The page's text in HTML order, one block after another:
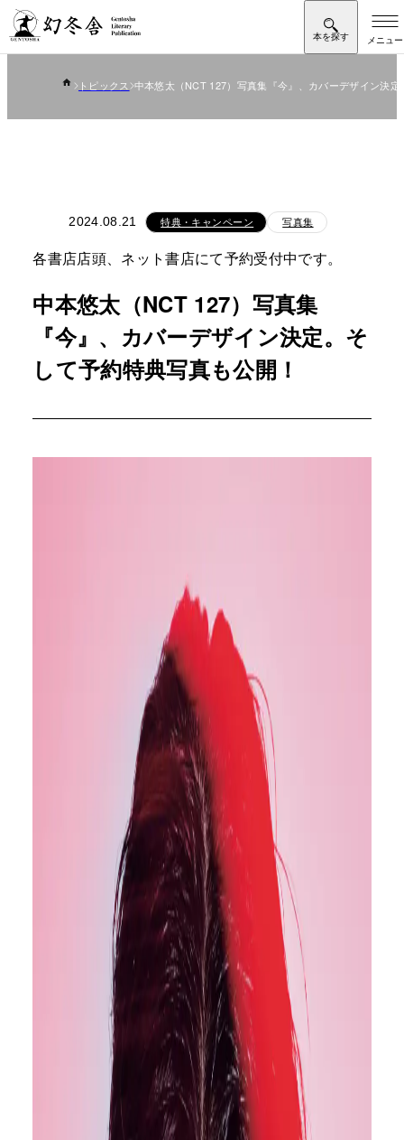
トピックス 中本悠太（NCT 127）写真集『今』、カバーデザイン決
2024.08.21 特典・キャンペーン 写真集
各書店店頭、ネット書店にて予約受付中です。
中本悠太（NCT 127）写真集
『今』、カバーデザイン決定。そ
して予約特典写真も公開！